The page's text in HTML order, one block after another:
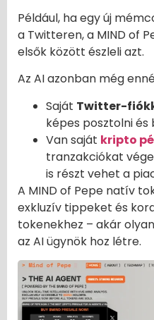
Például, ha egy új
a Twitteren, a MIND of
elsők között észleli azt.
Az AI azonban még
Saját Twitter-
képes posztolni és
Van saját kripto
tranzakciókat
is részt vehet a
A MIND of Pepe natív
exkluzív tippeket és
tokenekhez – akár
az AI ügynök hoz létre.